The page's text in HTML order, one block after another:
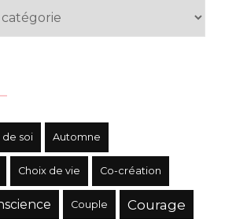
de soi Automne
Choix de vie Co-création
Couple Courage